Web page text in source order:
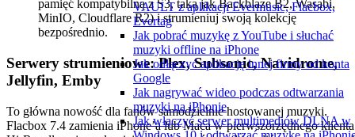
VAULT z aplikacji Evermusic, Flacbox,
Evertag
Jak pobrać muzykę z YouTube i słuchać
muzyki offline na iPhone
Jak odłączyć aplikację innej firmy od konta
Google
Jak nagrywać wideo podczas odtwarzania
muzyki na iPhonie
Jak włączyć serwer multimediów DLNA w
pamięć kompatybilną z S3, taką jak Backblaze B2, Wasabi,
MinIO, Cloudflare R2) i strumieniuj swoją kolekcję
bezpośrednio.
Serwery strumieniowe: Plex, Subsonic, Navidrome,
Jellyfin, Emby
To główna nowość dla fanów samodzielnie hostowanej muzyki.
Flacbox 7.4 zamienia iPhone’a lub Maca w pierwszorzędnego klienta